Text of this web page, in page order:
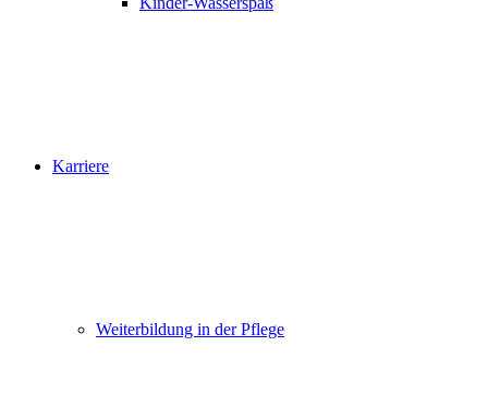
Karriere
Weiterbildung in der Pflege